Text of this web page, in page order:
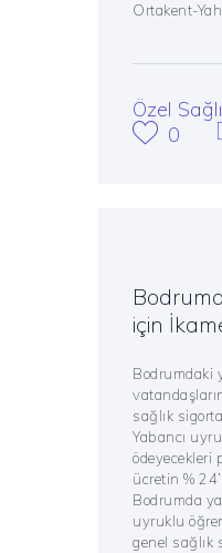
Ortakent-
Özel
0
için
Bodrumdaki
sağlık
Yabancı
ödeyecekleri
ücretin %
Bodrumda
uyruklu
genel sağlık